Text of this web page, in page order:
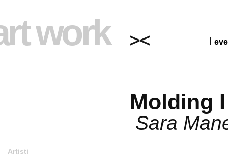
work
Artisti
Molding
Sara